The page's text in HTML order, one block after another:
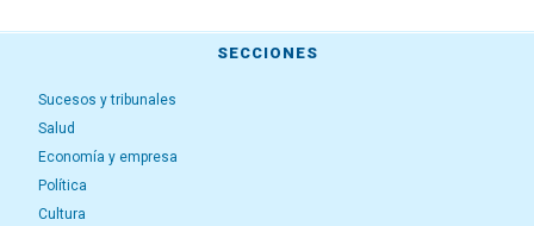
SECCIONES
Sucesos y tribunales
Salud
Economía y empresa
Política
Cultura